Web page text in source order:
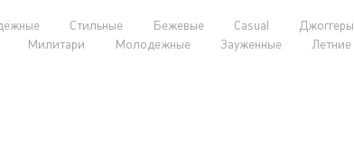
Стильные Бежевые Casual Джоггеры
Милитари Молодежные Зауженные Летние